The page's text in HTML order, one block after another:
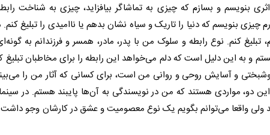
بنویسم و بسازم که چیزی به تماشاگر بیافزاید، چیزی به شناخت
بنویسم که دنیا را تاریک و سیاه نشان بدهم یا ناامیدی را تبلیغ
کنم. نوع رابطه و سلوک من با پدر، مادر، همسر و فرزندانم به
به این دلیل است که دلم می‌خواهد این رابطه را برای مخاطبان تبلیغ
و آسایش روحی و روانی من است، برای کسانی که آثار من را
این دو، مواردی هستند که من در نویسندگی به آن‌ها پایبند هستم. در
واقعا می‌توانم بگویم یک نوع معصومیت و عشق در کارشان وجو